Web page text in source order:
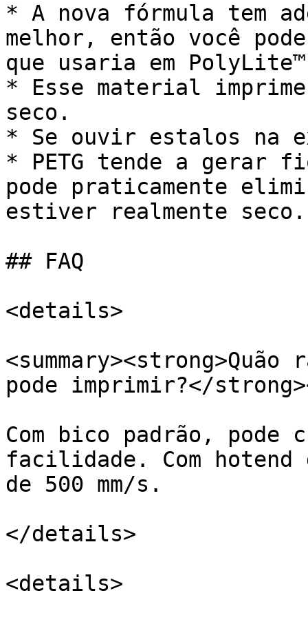
* A nova fórmula tem
melhor, então você
que usaria em PolyLite™
* Esse material
seco.
* Se ouvir estalos na
* PETG tende a gerar
pode praticamente
estiver realmente seco.
## FAQ
<details>
pode imprimir?</
Com bico padrão, pode
facilidade. Com
de 500 mm/s.
</details>
<details>